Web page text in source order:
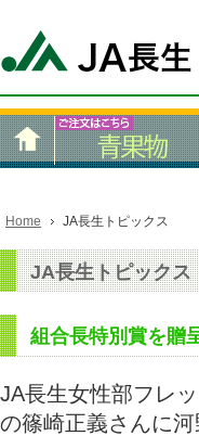
Home JA長生トピックス
JA長生トピックス
組合長特別賞を贈
JA長生女性部フレ
の篠崎正義さんに